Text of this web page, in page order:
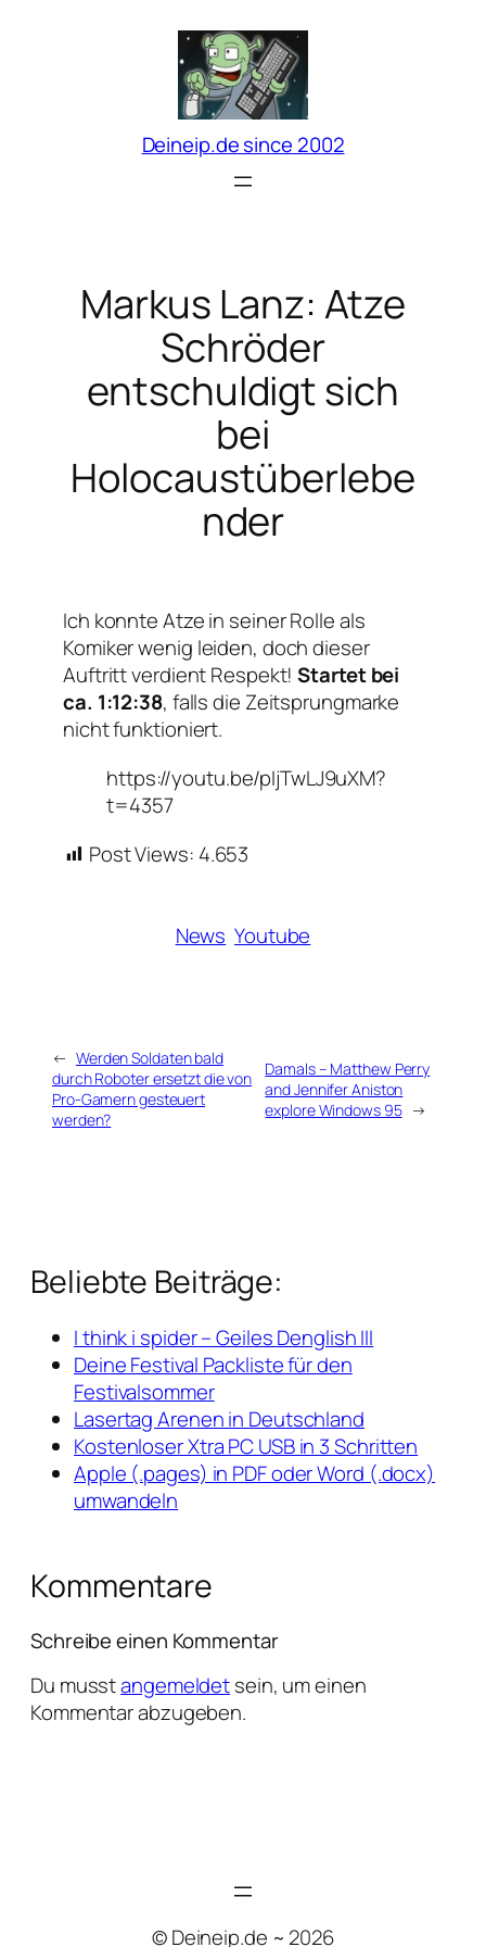
Deineip.de since 2002
Markus Lanz: Atze
Schröder
entschuldigt sich
bei
Holocaustüberlebe
nder
Ich konnte Atze in seiner Rolle als
Komiker wenig leiden, doch dieser
Auftritt verdient Respekt!Startet bei
ca. 1:12:38, falls die Zeitsprungmarke
nicht funktioniert.
https://youtu.be/pIjTwLJ9uXM?
t=4357
Post Views: 4.653
News Youtube
← Werden Soldaten bald
durch Roboter ersetzt die von
Pro-Gamern gesteuert
werden?
Damals – Matthew Perry
and Jennifer Aniston
explore Windows 95 →
Beliebte Beiträge:
I think i spider – Geiles Denglish III
Deine Festival Packliste für den
Festivalsommer
Lasertag Arenen in Deutschland
Kostenloser Xtra PC USB in 3 Schritten
Apple (.pages) in PDF oder Word (.docx)
umwandeln
Kommentare
Schreibe einen Kommentar
Du musstangemeldetsein, um einen
Kommentar abzugeben.
© Deineip.de ~ 2026